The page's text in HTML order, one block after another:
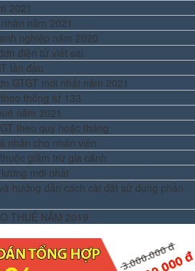
2021
năm 2021
nghiệp năm 2020
điện tử viết sai
lần đầu
GTGT mới nhất năm 2021
thông tư 133
năm 2021
theo quý hoặc tháng
nhân cho nhân viên
giảm trừ gia cảnh
mới nhất
hướng dẫn cách cài đặt sử dụng phần
THUẾ NĂM 2019